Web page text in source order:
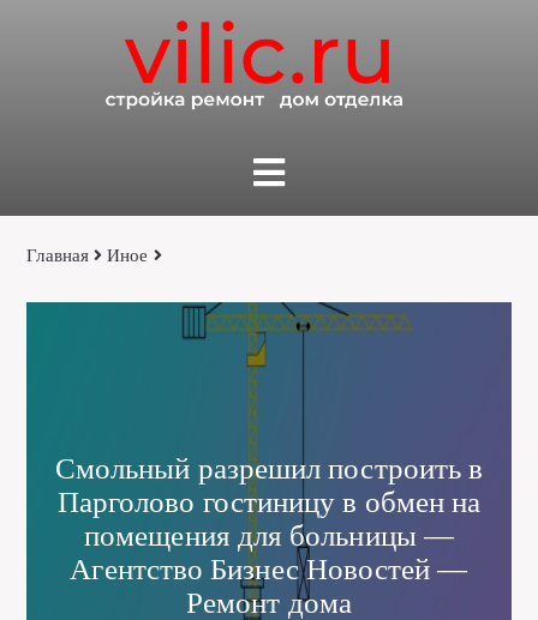
Главная Иное
Смольный разрешил построить в
Парголово гостиницу в обмен на
помещения для больницы —
Агентство Бизнес Новостей —
Ремонт дома